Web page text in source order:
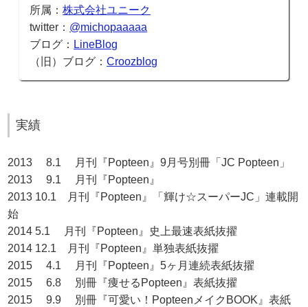
所属：株式会社ユニーク
twitter： @michopaaaaa
ブログ： LineBlog
（旧）ブログ：Croozblog
実績
2013 8.1 月刊『Popteen』9月号別冊「JC Popteen」
2013 9.1 月刊『Popteen』
2013 10.1 月刊『Popteen』「輝け☆スーパーJC」連載開
始
2014 5.1 月刊『Popteen』史上最速表紙抜擢
2014 12.1 月刊『Popteen』単独表紙抜擢
2015 4.1 月刊『Popteen』5ヶ月連続表紙抜擢
2015 6.8 別冊『痩せるPopteen』表紙抜擢
2015 9.9 別冊『可愛い！PopteenメイクBOOK』表紙